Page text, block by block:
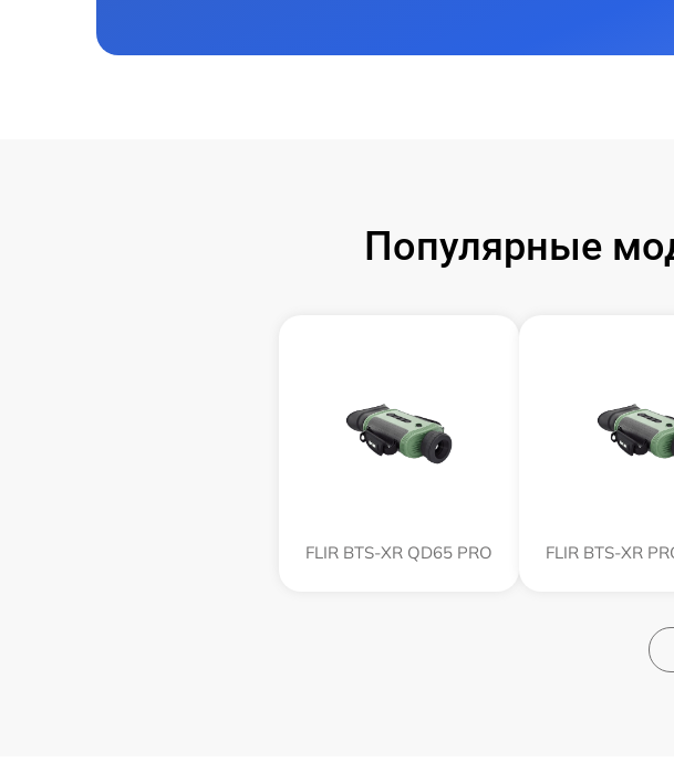
Популярные
FLIR BTS-XR QD65 PRO FLIR BTS-XR